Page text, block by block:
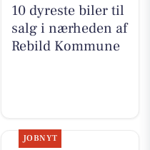
10 dyreste biler til
salg i nærheden af
Rebild Kommune
JOBNYT